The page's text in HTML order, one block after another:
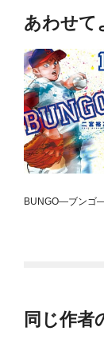
あわせて
BUNGO—ブンゴ
同じ作者